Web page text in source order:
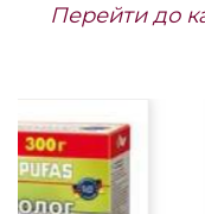
Перейти до